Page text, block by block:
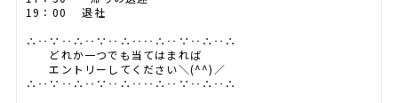
19：00 退社
∴‥∵‥∴‥∵‥∴‥‥∴‥∵‥∴‥∴
どれか一つでも当てはまれば
エントリーしてください＼(^^)／
∴‥∵‥∴‥∵‥∴‥‥∴‥∵‥∴‥∴